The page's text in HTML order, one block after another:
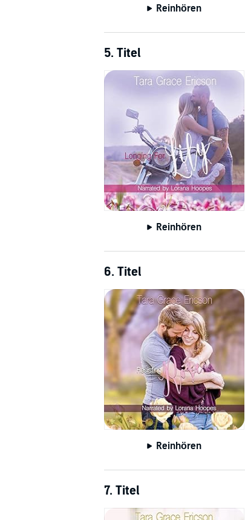
Reinhören
5. Titel
Reinhören
6. Titel
Reinhören
7. Titel